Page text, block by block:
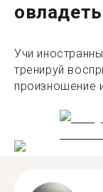
Учи
тренируй
произношение